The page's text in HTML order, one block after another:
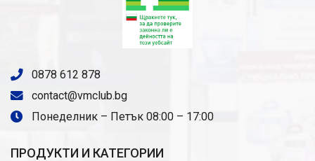
0878 612 878
contact@vmclub.bg
Понеделник – Петък 08:00 – 17:00
ПРОДУКТИ И КАТЕГОРИИ